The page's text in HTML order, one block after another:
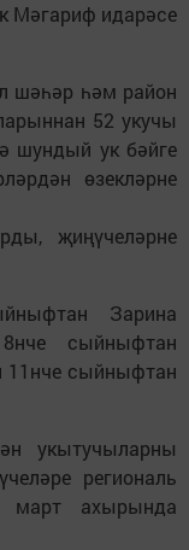
Мәгариф идарәсе
шәһәр һәм район
52 укучы
шундый ук бәйге
өзекләрне
җиңүчеләрне
Зарина
сыйныфтан
11нче сыйныфтан
укытучыларны
региональ
март ахырында